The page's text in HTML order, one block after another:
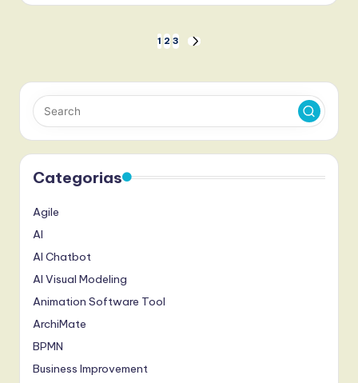
dos
conteúdos
1 2 3
NEXT
Categorias
Agile
AI
AI Chatbot
AI Visual Modeling
Animation Software Tool
ArchiMate
BPMN
Business Improvement